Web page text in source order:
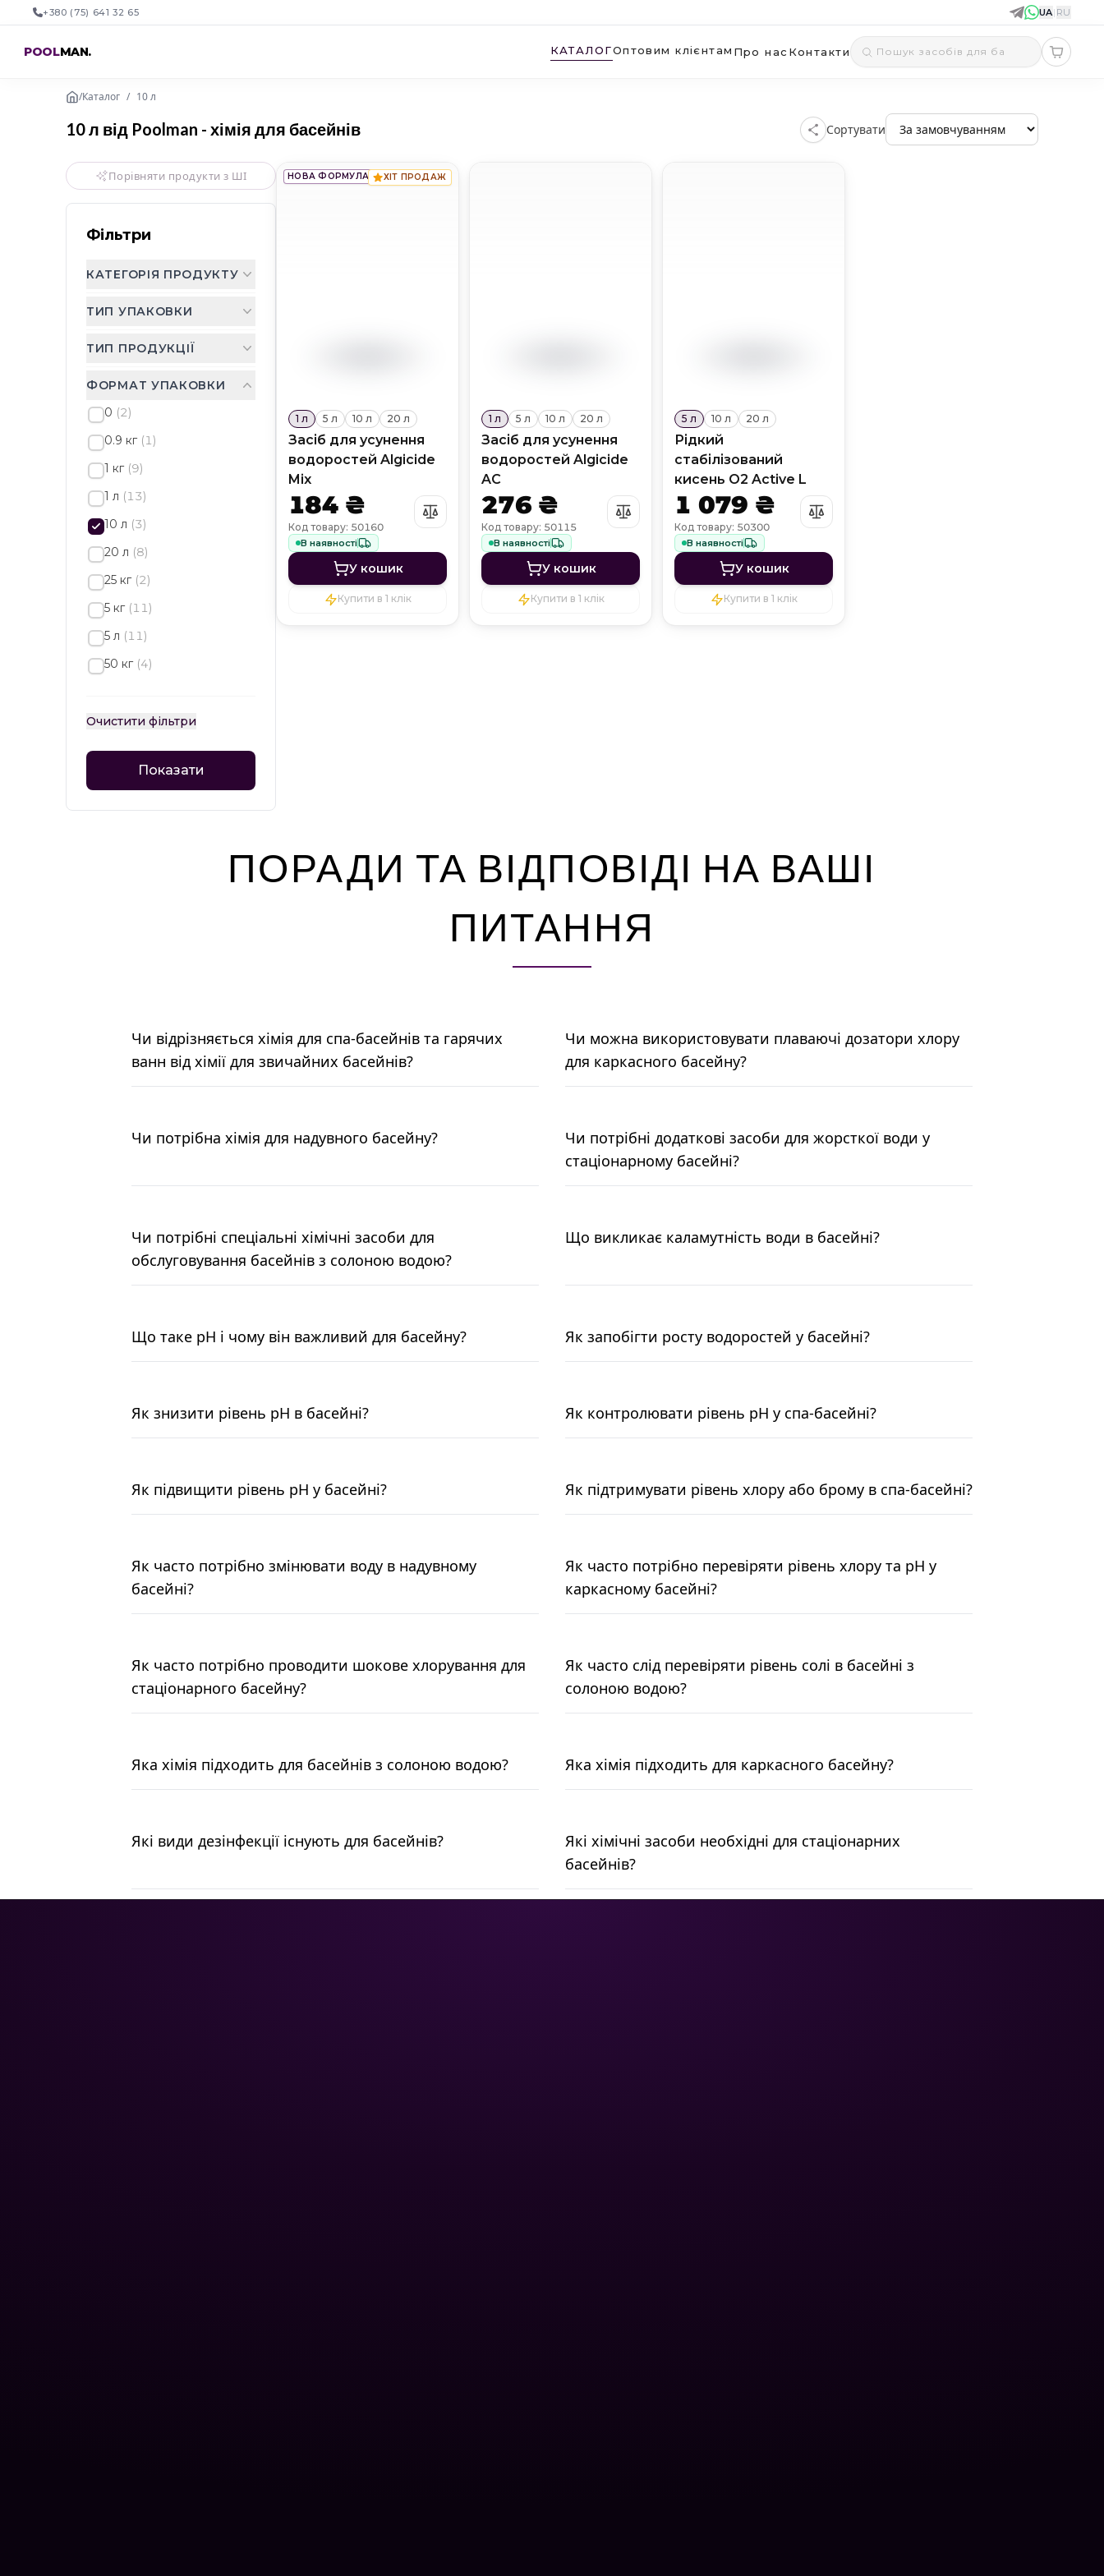
+380 (75) 641 32 65 UA| RU
POOLMAN. КАТАЛОГОптовим клієнтам Про нас Контакти
/Каталог / 10 л
10 л від Poolman - хімія для басейнів Сортувати
Порівняти продукти з ШІ
Фільтри
КАТЕГОРІЯ ПРОДУКТУ
ТИП УПАКОВКИ
ТИП ПРОДУКЦІЇ
ФОРМАТ УПАКОВКИ
0 (2)
0.9 кг (1)
1 кг (9)
1 л (13)
10 л (3)
20 л (8)
25 кг (2)
5 кг (11)
5 л (11)
50 кг (4)
Очистити фільтри
Показати
НОВА ФОРМУЛА ХІТ ПРОДАЖ
1 л 5 л 10 л 20 л
Засіб для усунення
водоростей Algicide
Mix
184 ₴
Код товару: 50160
В наявності
У кошик
Купити в 1 клік
1 л 5 л 10 л 20 л
Засіб для усунення
водоростей Algicide
AC
276 ₴
Код товару: 50115
В наявності
У кошик
Купити в 1 клік
5 л 10 л 20 л
Рідкий
стабілізований
кисень O2 Active L
1 079 ₴
Код товару: 50300
В наявності
У кошик
Купити в 1 клік
ПОРАДИ ТА ВІДПОВІДІ НА ВАШІ
ПИТАННЯ
Чи відрізняється хімія для спа-басейнів та гарячих
ванн від хімії для звичайних басейнів?
Чи можна використовувати плаваючі дозатори хлору
для каркасного басейну?
Чи потрібна хімія для надувного басейну?
Чи потрібні додаткові засоби для жорсткої води у
стаціонарному басейні?
Чи потрібні спеціальні хімічні засоби для
обслуговування басейнів з солоною водою?
Що викликає каламутність води в басейні?
Що таке pH і чому він важливий для басейну? Як запобігти росту водоростей у басейні?
Як знизити рівень pH в басейні? Як контролювати рівень pH у спа-басейні?
Як підвищити рівень pH у басейні? Як підтримувати рівень хлору або брому в спа-басейні?
Як часто потрібно змінювати воду в надувному
басейні?
Як часто потрібно перевіряти рівень хлору та pH у
каркасному басейні?
Як часто потрібно проводити шокове хлорування для
стаціонарного басейну?
Як часто слід перевіряти рівень солі в басейні з
солоною водою?
Яка хімія підходить для басейнів з солоною водою? Яка хімія підходить для каркасного басейну?
Які види дезінфекції існують для басейнів?
Які хімічні засоби необхідні для стаціонарних
басейнів?